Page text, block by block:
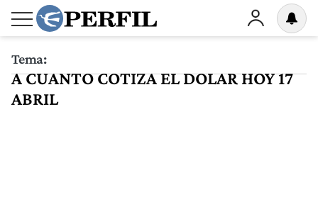
Tema:
A CUANTO COTIZA EL DOLAR HOY 17
ABRIL